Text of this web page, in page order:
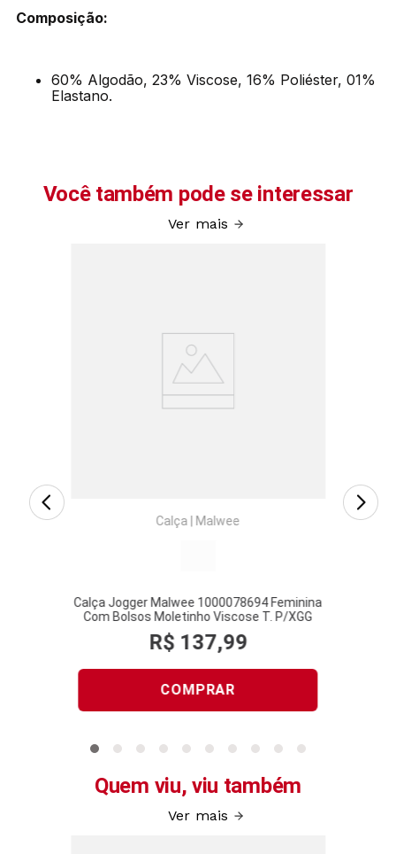
Composição:
60% Algodão, 23% Viscose, 16% Poliéster, 01%
Elastano.
Você também pode se interessar
Ver mais
Calça Malwee
Calça Jogger Malwee 1000078694 Feminina
Com Bolsos Moletinho Viscose T. P/XGG
R$ 137,99
COMPRAR
Quem viu, viu também
Ver mais